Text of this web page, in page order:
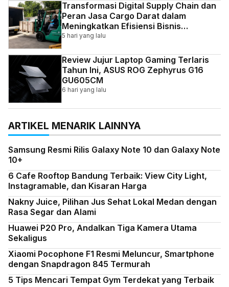
Transformasi Digital Supply Chain dan
Peran Jasa Cargo Darat dalam
Meningkatkan Efisiensi Bisnis
Indonesia
5 hari yang lalu
Review Jujur Laptop Gaming Terlaris
Tahun Ini, ASUS ROG Zephyrus G16
GU605CM
6 hari yang lalu
ARTIKEL MENARIK LAINNYA
Samsung Resmi Rilis Galaxy Note 10 dan Galaxy Note
10+
6 Cafe Rooftop Bandung Terbaik: View City Light,
Instagramable, dan Kisaran Harga
Nakny Juice, Pilihan Jus Sehat Lokal Medan dengan
Rasa Segar dan Alami
Huawei P20 Pro, Andalkan Tiga Kamera Utama
Sekaligus
Xiaomi Pocophone F1 Resmi Meluncur, Smartphone
dengan Snapdragon 845 Termurah
5 Tips Mencari Tempat Gym Terdekat yang Terbaik